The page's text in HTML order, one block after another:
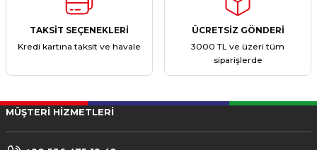
TAKSİT SEÇENEKLERİ
Kredi kartına taksit ve havale
ÜCRETSİZ GÖNDERİ
3000 TL ve üzeri tüm
siparişlerde
MÜŞTERİ HİZMETLERİ